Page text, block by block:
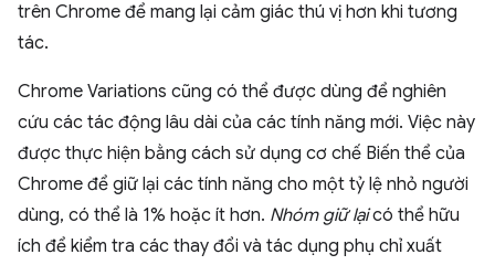
trên Chrome để mang lại cảm giác thú vị hơn khi tương
tác.
Chrome Variations cũng có thể được dùng để nghiên
cứu các tác động lâu dài của các tính năng mới. Việc này
được thực hiện bằng cách sử dụng cơ chế Biến thể của
Chrome để giữ lại các tính năng cho một tỷ lệ nhỏ người
dùng, có thể là 1% hoặc ít hơn. Nhóm giữ lạicó thể hữu
ích để kiểm tra các thay đổi và tác dụng phụ chỉ xuất